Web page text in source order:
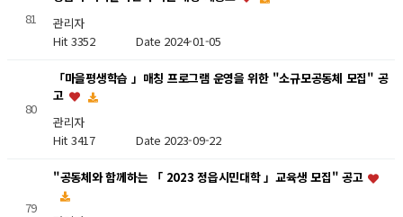
81
관리자
Hit 3352 Date 2024-01-05
80
「마을평생학습 」매칭 프로그램 운영을 위한 "소규모공동체 모집" 공
고
관리자
Hit 3417 Date 2023-09-22
79
"공동체와 함께하는 「 2023 정읍시민대학 」교육생 모집" 공고